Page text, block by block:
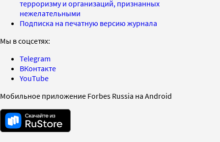
терроризму и организаций, признанных
нежелательными
Подписка на печатную версию журнала
Мы в соцсетях:
Telegram
ВКонтакте
YouTube
Мобильное приложение Forbes Russia на Android